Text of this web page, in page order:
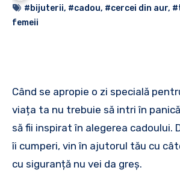
#bijuterii, #cadou, #cercei din aur,
femeii
Când se apropie o zi specială pentru femeia din
viața ta nu trebuie să intri în
să fii inspirat în alegerea cadoului.
îi cumperi, vin în ajutorul tău cu
cu siguranță nu vei da greș.